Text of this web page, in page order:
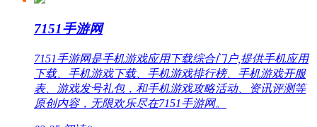
7151手游网
7151手游网是手机游戏应用下载综合门户,提供手机应用
下载、手机游戏下载、手机游戏排行榜、手机游戏开服
表、游戏发号礼包，和手机游戏攻略活动、资讯评测等
原创内容，无限欢乐尽在7151手游网。